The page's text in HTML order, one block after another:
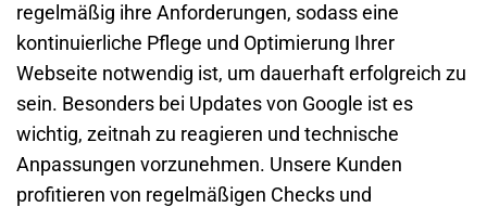
regelmäßig ihre Anforderungen, sodass eine
kontinuierliche Pflege und Optimierung Ihrer
Webseite notwendig ist, um dauerhaft erfolgreich zu
sein. Besonders bei Updates von Google ist es
wichtig, zeitnah zu reagieren und technische
Anpassungen vorzunehmen. Unsere Kunden
profitieren von regelmäßigen Checks und